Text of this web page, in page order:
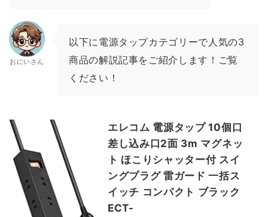
おにいさん
以下に電源タップカテゴリーで人気の3
商品の解説記事をご紹介します！ご覧
ください！
エレコム 電源タップ 10個口
差し込み口2面 3m マグネッ
ト ほこりシャッター付 スイ
ングプラグ 雷ガード 一括ス
イッチ コンパクト ブラック
ECT-